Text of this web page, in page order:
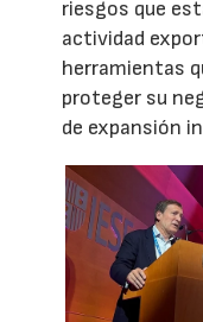
riesgos que
actividad
herramientas
proteger su
de expansión